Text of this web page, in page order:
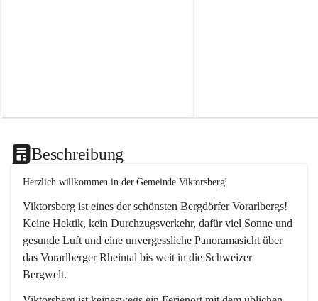
Beschreibung
Herzlich willkommen in der Gemeinde Viktorsberg!
Viktorsberg ist eines der schönsten Bergdörfer Vorarlbergs!
Keine Hektik, kein Durchzugsverkehr, dafür viel Sonne und
gesunde Luft und eine unvergessliche Panoramasicht über
das Vorarlberger Rheintal bis weit in die Schweizer
Bergwelt.